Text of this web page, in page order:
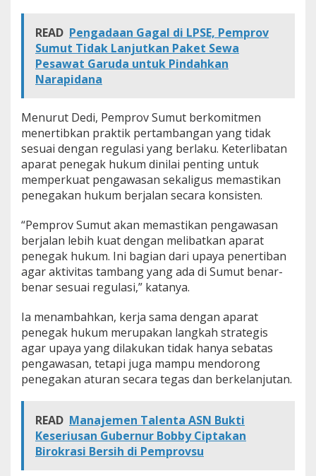
READ Pengadaan Gagal di LPSE, Pemprov
Sumut Tidak Lanjutkan Paket Sewa
Pesawat Garuda untuk Pindahkan
Narapidana
Menurut Dedi, Pemprov Sumut berkomitmen
menertibkan praktik pertambangan yang tidak
sesuai dengan regulasi yang berlaku. Keterlibatan
aparat penegak hukum dinilai penting untuk
memperkuat pengawasan sekaligus memastikan
penegakan hukum berjalan secara konsisten.
“Pemprov Sumut akan memastikan pengawasan
berjalan lebih kuat dengan melibatkan aparat
penegak hukum. Ini bagian dari upaya penertiban
agar aktivitas tambang yang ada di Sumut benar-
benar sesuai regulasi,” katanya.
Ia menambahkan, kerja sama dengan aparat
penegak hukum merupakan langkah strategis
agar upaya yang dilakukan tidak hanya sebatas
pengawasan, tetapi juga mampu mendorong
penegakan aturan secara tegas dan berkelanjutan.
READ Manajemen Talenta ASN Bukti
Keseriusan Gubernur Bobby Ciptakan
Birokrasi Bersih di Pemprovsu